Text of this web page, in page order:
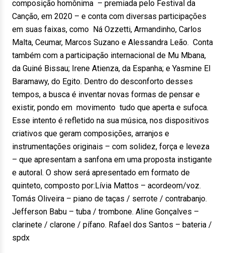
composição homônima – premiada pelo Festival da
Canção, em 2020 – e conta com diversas participações
em suas faixas, como Ná Ozzetti, Armandinho, Carlos
Malta, Ceumar, Marcos Suzano e Alessandra Leão. Conta
também com a participação internacional de Mu Mbana,
da Guiné Bissau; Irene Atienza, da Espanha; e Yasmine El
Baramawy, do Egito. Dentro do desconforto desses
tempos, a busca é inventar novas formas de pensar e
existir, pondo em movimento tudo que aperta e sufoca.
Esse intento é refletido na sua música, nos dispositivos
criativos que geram composições, arranjos e
instrumentações originais – com solidez, força e leveza
– que apresentam a sanfona em uma proposta instigante
e autoral. O show será apresentado em formato de
quinteto, composto por:Lívia Mattos – acordeom/voz.
Tomás Oliveira – piano de taças / serrote / contrabanjo.
Jefferson Babu – tuba / trombone. Aline Gonçalves –
clarinete / clarone / pífano. Rafael dos Santos – bateria /
spdx